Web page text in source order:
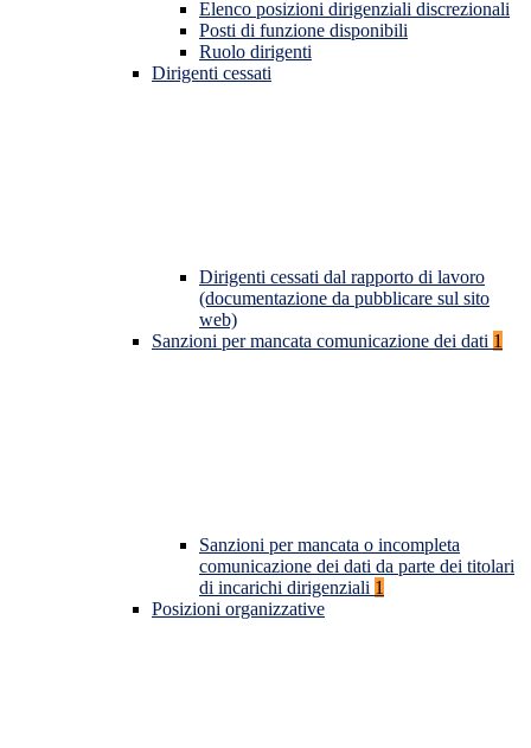
Elenco posizioni dirigenziali discrezionali
Posti di funzione disponibili
Ruolo dirigenti
Dirigenti cessati
Dirigenti cessati dal rapporto di lavoro
(documentazione da pubblicare sul sito
web)
Sanzioni per mancata comunicazione dei dati 1
Sanzioni per mancata o incompleta
comunicazione dei dati da parte dei titolari
di incarichi dirigenziali 1
Posizioni organizzative